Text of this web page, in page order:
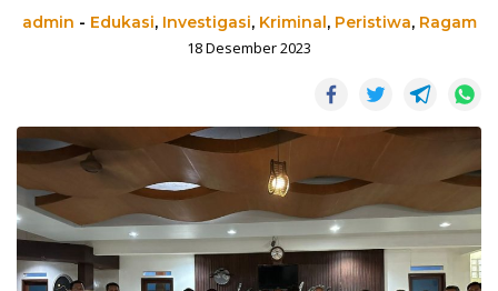
admin - Edukasi, Investigasi, Kriminal , Peristiwa, Ragam
18 Desember 2023